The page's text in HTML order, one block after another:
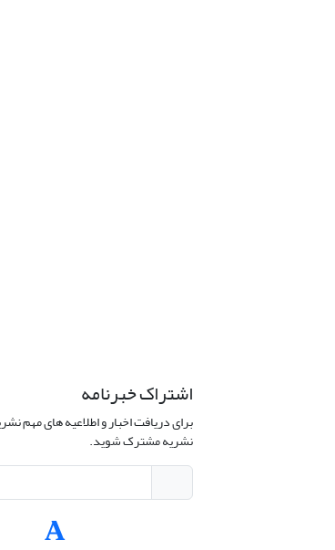
اشتراک خبرنامه
برای دریافت اخبار و اطلاعیه های مهم
نشریه مشترک شوید.